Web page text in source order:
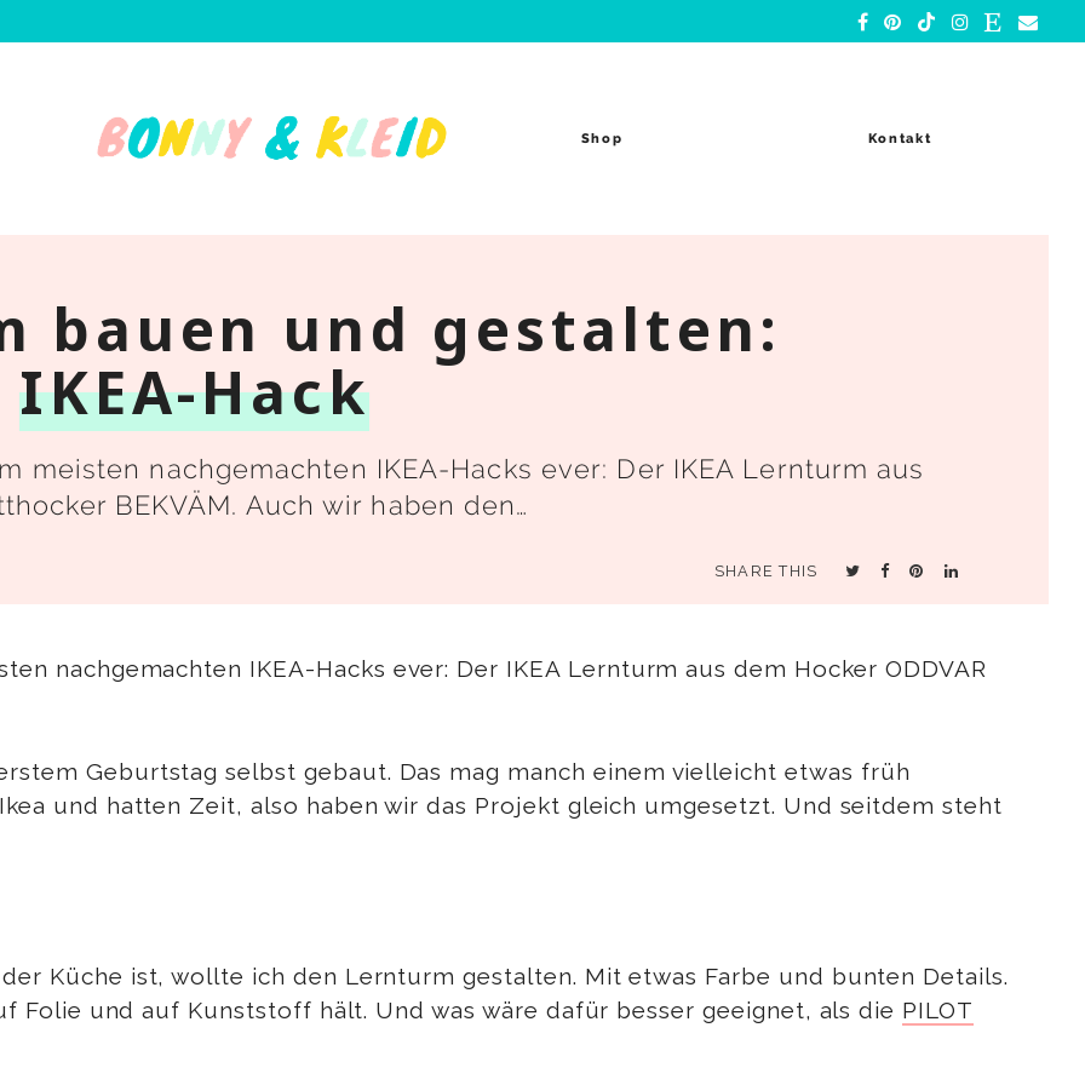
Shop Kontakt
bauen und gestalten:
IKEA-Hack
meisten nachgemachten IKEA-Hacks ever: Der IKEA Lernturm aus
BEKVÄM. Auch wir haben den…
SHARE THIS
nachgemachten IKEA-Hacks ever: Der IKEA Lernturm aus dem Hocker ODDVAR
Geburtstag selbst gebaut. Das mag manch einem vielleicht etwas früh
und hatten Zeit, also haben wir das Projekt gleich umgesetzt. Und seitdem steht
Küche ist, wollte ich den Lernturm gestalten. Mit etwas Farbe und bunten Details.
Folie und auf Kunststoff hält. Und was wäre dafür besser geeignet, als die PILOT